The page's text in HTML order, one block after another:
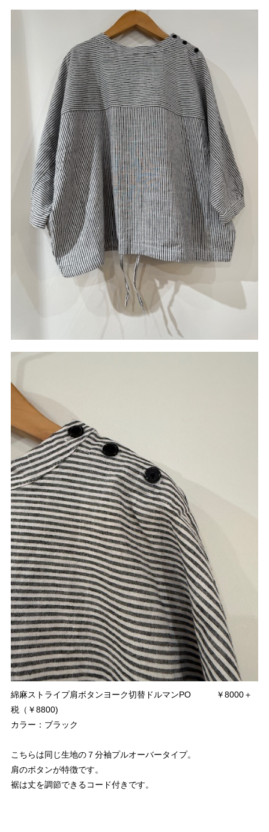
綿麻ストライプ肩ボタンヨーク切替ドルマンPO ￥8000＋
税（￥8800)
カラー：ブラック
こちらは同じ生地の７分袖プルオーバータイプ。
肩のボタンが特徴です。
裾は丈を調節できるコード付きです。